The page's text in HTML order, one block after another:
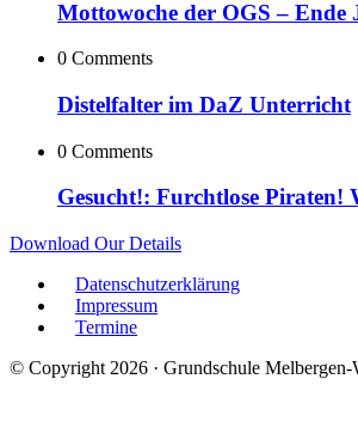
Mottowoche der OGS – Ende
0 Comments
Distelfalter im DaZ Unterricht
0 Comments
Gesucht!: Furchtlose Piraten!
Download Our Details
Datenschutzerklärung
Impressum
Termine
© Copyright 2026 · Grundschule Melbergen-